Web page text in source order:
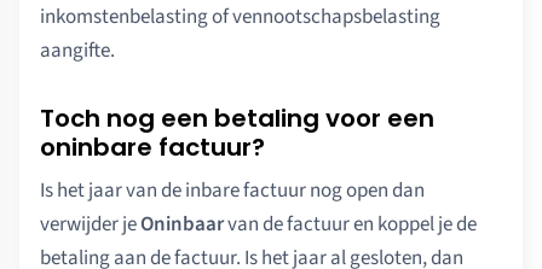
inkomstenbelasting of vennootschapsbelasting
aangifte.
Toch nog een betaling voor een
oninbare factuur?
Is het jaar van de inbare factuur nog open dan
verwijder jeOninbaarvan de factuur en koppel je de
betaling aan de factuur. Is het jaar al gesloten, dan